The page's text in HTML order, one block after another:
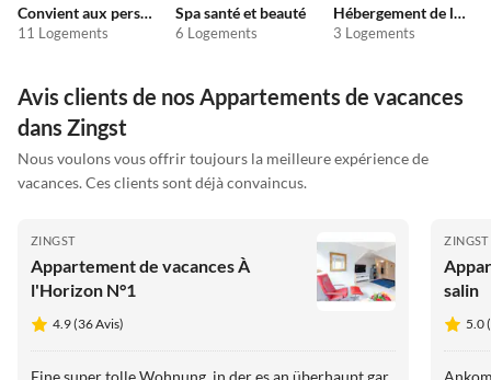
Convient aux personnes allergiques
11 Logements
Spa santé et beauté
6 Logements
Hébergement de luxe
3 Logements
Avis clients de nos Appartements de vacances
dans Zingst
Nous voulons vous offrir toujours la meilleure expérience de
vacances. Ces clients sont déjà convaincus.
ZINGST
Appartement de vacances À
l'Horizon N°1
4.9 (36 Avis)
Eine super tolle Wohnung, in der es an überhaupt gar
ZINGST
salin
5.0